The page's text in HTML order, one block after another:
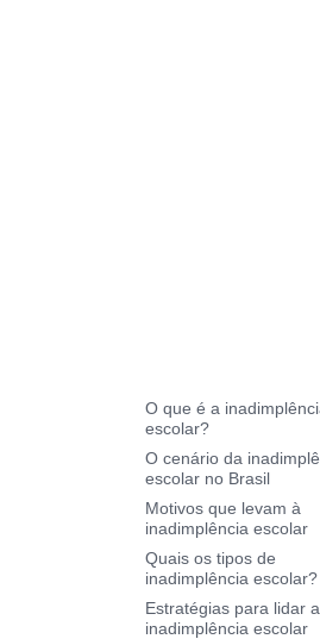
O que é a
escolar?
O cenário da
escolar no Brasil
Motivos que levam à
inadimplência escolar
Quais os tipos de
inadimplência escolar?
Estratégias para lidar a
inadimplência escolar